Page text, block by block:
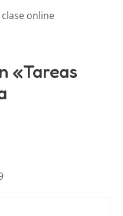
online
«Tareas